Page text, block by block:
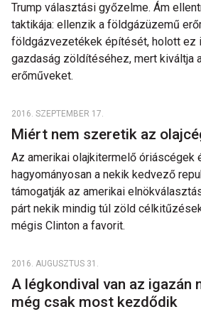
Trump választási győzelme. Ám
taktikája: ellenzik a földgázüzemű
földgázvezetékek építését, holott ez
gazdaság zöldítéséhez, mert kiváltja
erőműveket.
2016. SZEPTEMBER 17.
Miért nem szeretik az
Az amerikai olajkitermelő óriáscégek
hagyományosan a nekik kedvező
támogatják az amerikai
párt nekik mindig túl zöld
mégis Clinton a favorit.
2016. AUGUSZTUS 31.
A légkondival van az igazán
még csak most kezdődik